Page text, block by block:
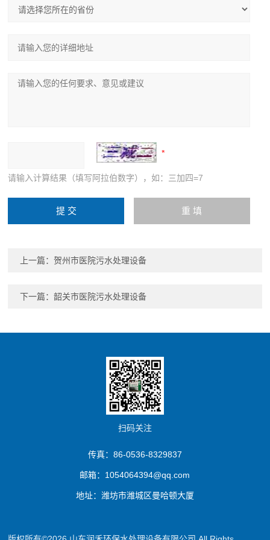
请输入计算结果（填写阿拉伯数字），如：三加四=7
上一篇：贺州市医院污水处理设备
下一篇：韶关市医院污水处理设备
扫码关注
传真：86-0536-8329837
邮箱：1054064394@qq.com
地址：潍坊市潍城区曼哈顿大厦